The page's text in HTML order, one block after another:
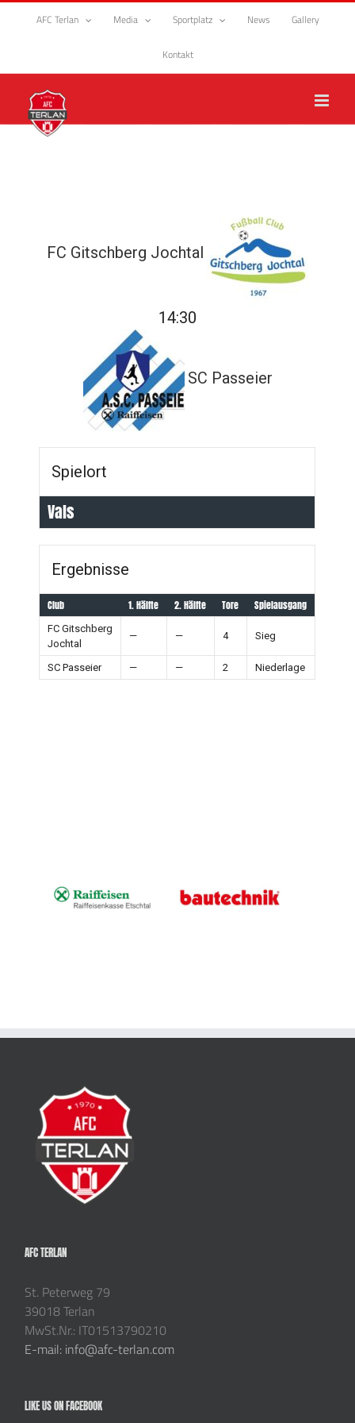
Zum
AFC Terlan Media Sportplatz News Gallery
Kontakt
FC Gitschberg Jochtal
14:30
SC Passeier
Spielort
Vals
Ergebnisse
Club 1. Hälfte 2. Hälfte Tore Spielausgang
FC Gitschberg
Jochtal
— — 4 Sieg
SC Passeier — — 2 Niederlage
AFC TERLAN
St. Peterweg 79
39018 Terlan
MwSt.Nr.: IT01513790210
E-mail: info@afc-terlan.com
LIKE US ON FACEBOOK